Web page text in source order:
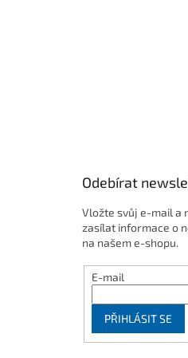
Odebírat
Vložte svůj e-mail a
zasílat informace o
na našem e-shopu.
E-mail
PŘIHLÁSIT SE